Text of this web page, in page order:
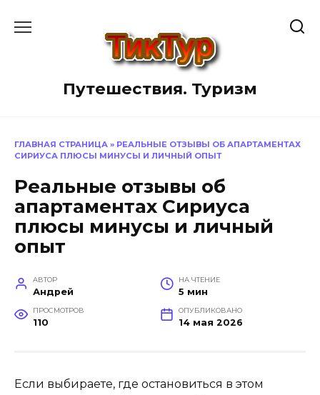
Путешествия. Туризм
ГЛАВНАЯ СТРАНИЦА » РЕАЛЬНЫЕ ОТЗЫВЫ ОБ АПАРТАМЕНТАХ
СИРИУСА ПЛЮСЫ МИНУСЫ И ЛИЧНЫЙ ОПЫТ
Реальные отзывы об
апартаментах Сириуса
плюсы минусы и личный
опыт
АВТОР
Андрей
НА ЧТЕНИЕ
5 мин
ПРОСМОТРОВ
110
ОПУБЛИКОВАНО
14 мая 2026
Если выбираете, где остановиться в этом